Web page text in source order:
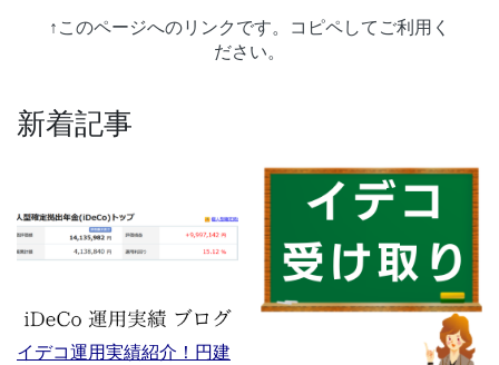
↑このページへのリンクです。コピペしてご利用く
ださい。
新着記事
イデコ運用実績紹介！円建